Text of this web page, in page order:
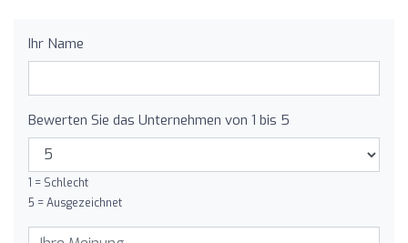
Ihr Name
Bewerten Sie das Unternehmen von 1 bis 5
1 = Schlecht
5 = Ausgezeichnet